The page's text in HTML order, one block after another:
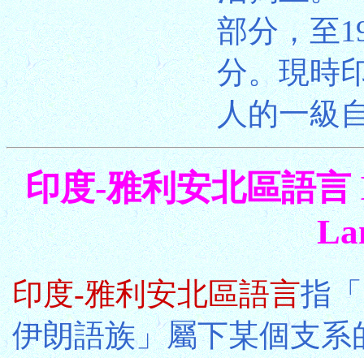
部分，至
分。現時
人的一級
印度-雅利安北區語
印度-雅利安北區語言指
伊朗語族」屬下某個支系